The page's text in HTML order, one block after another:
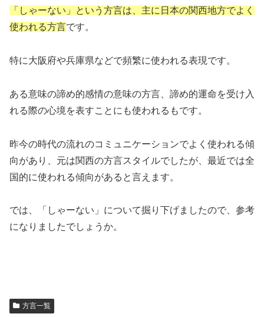
「しゃーない」という方言は、主に日本の関西地方でよく
使われる方言です。
特に大阪府や兵庫県などで頻繁に使われる表現です。
ある意味の諦め的感情の意味の方言、諦め的運命を受け入
れる際の心境を表すことにも使われるもです。
昨今の時代の流れのコミュニケーションでよく使われる傾
向があり、元は関西の方言スタイルでしたが、最近では全
国的に使われる傾向があると言えます。
では、「しゃーない」について掘り下げましたので、参考
になりましたでしょうか。
方言一覧